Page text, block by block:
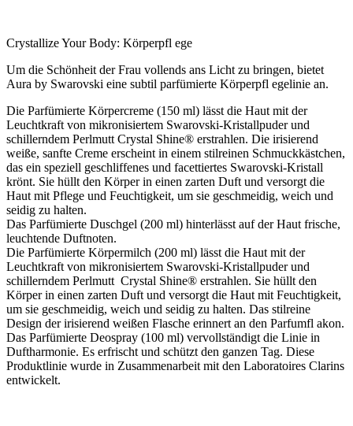
Crystallize Your Body: Körperpfl ege
Um die Schönheit der Frau vollends ans Licht zu bringen, bietet
Aura by Swarovski eine subtil parfümierte Körperpfl egelinie an.
Die Parfümierte Körpercreme (150 ml) lässt die Haut mit der
Leuchtkraft von mikronisiertem Swarovski-Kristallpuder und
schillerndem Perlmutt Crystal Shine® erstrahlen. Die irisierend
weiße, sanfte Creme erscheint in einem stilreinen Schmuckkästchen,
das ein speziell geschliffenes und facettiertes Swarovski-Kristall
krönt. Sie hüllt den Körper in einen zarten Duft und versorgt die
Haut mit Pflege und Feuchtigkeit, um sie geschmeidig, weich und
seidig zu halten.
Das Parfümierte Duschgel (200 ml) hinterlässt auf der Haut frische,
leuchtende Duftnoten.
Die Parfümierte Körpermilch (200 ml) lässt die Haut mit der
Leuchtkraft von mikronisiertem Swarovski-Kristallpuder und
schillerndem Perlmutt Crystal Shine® erstrahlen. Sie hüllt den
Körper in einen zarten Duft und versorgt die Haut mit Feuchtigkeit,
um sie geschmeidig, weich und seidig zu halten. Das stilreine
Design der irisierend weißen Flasche erinnert an den Parfumfl akon.
Das Parfümierte Deospray (100 ml) vervollständigt die Linie in
Duftharmonie. Es erfrischt und schützt den ganzen Tag. Diese
Produktlinie wurde in Zusammenarbeit mit den Laboratoires Clarins
entwickelt.